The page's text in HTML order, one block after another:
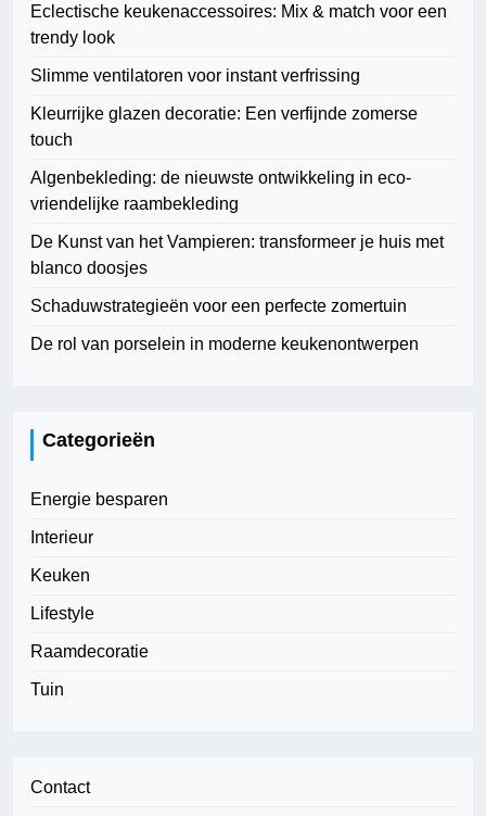
Eclectische keukenaccessoires: Mix & match voor een
trendy look
Slimme ventilatoren voor instant verfrissing
Kleurrijke glazen decoratie: Een verfijnde zomerse
touch
Algenbekleding: de nieuwste ontwikkeling in eco-
vriendelijke raambekleding
De Kunst van het Vampieren: transformeer je huis met
blanco doosjes
Schaduwstrategieën voor een perfecte zomertuin
De rol van porselein in moderne keukenontwerpen
Categorieën
Energie besparen
Interieur
Keuken
Lifestyle
Raamdecoratie
Tuin
Contact